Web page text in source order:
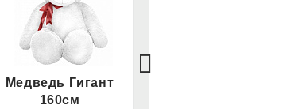
Медведь Гигант
160см